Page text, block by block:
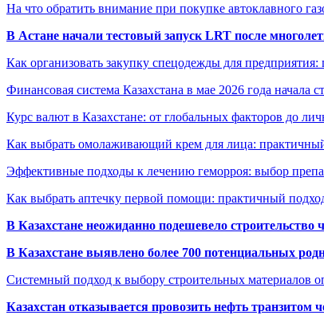
На что обратить внимание при покупке автоклавного
В Астане начали тестовый запуск LRT после
Как организовать закупку спецодежды для
Финансовая система Казахстана в мае 2026 года начала
Курс валют в Казахстане: от глобальных факторов до
Как выбрать омолаживающий крем для лица:
Эффективные подходы к лечению геморроя: выбор
Как выбрать аптечку первой помощи: практичный
В Казахстане неожиданно подешевело
В Казахстане выявлено более 700 потенциальных
Системный подход к выбору строительных материалов
Казахстан отказывается провозить нефть транзитом